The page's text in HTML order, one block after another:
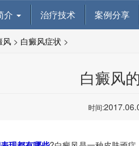
介 治疗技术 案例分享
风 > 白癜风症状 >
白癜风
时间: